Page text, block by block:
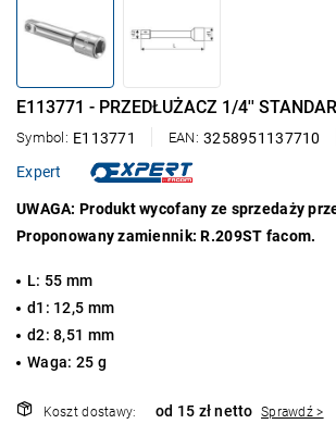
E113771 - PRZEDŁUŻACZ 1/4''
Symbol: E113771 EAN: 3258951137710
Expert
UWAGA: Produkt wycofany ze sprzedaży
Proponowany zamiennik: R.209ST facom.
L: 55 mm
d1: 12,5 mm
d2: 8,51 mm
Waga: 25 g
Koszt dostawy: od 15 zł netto Sprawdź >